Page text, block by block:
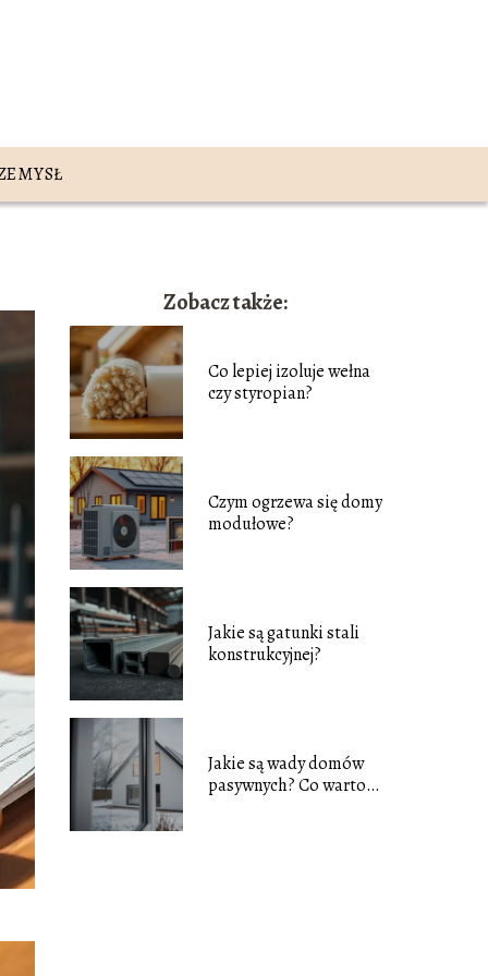
Zobacz także:
Co lepiej izoluje wełna
czy styropian?
Czym ogrzewa się domy
modułowe?
Jakie są gatunki stali
konstrukcyjnej?
Jakie są wady domów
pasywnych? Co warto